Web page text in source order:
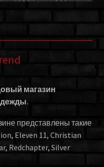
магазин
представлены такие
Eleven 11, Christian
Redchapter, Silver